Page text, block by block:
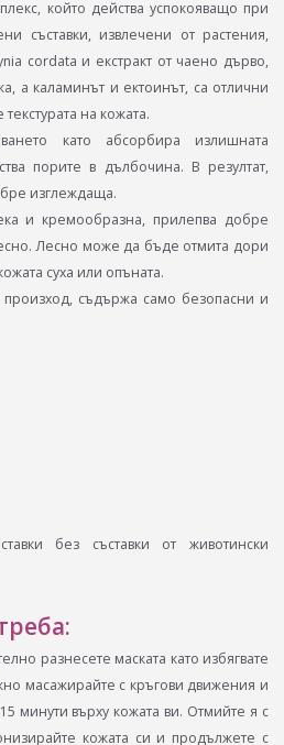
който действа успокояващо при
съставки, извлечени от растения,
cordata и екстракт от чаено дърво,
а каламинът и ектоинът, са отлични
на кожата.
като абсорбира излишната
порите в дълбочина. В резултат,
изглеждаща.
и кремообразна, прилепва добре
Лесно може да бъде отмита дори
суха или опъната.
произход, съдържа само безопасни и
без съставки от животински
разнесете маската като избягвате
масажирайте с кръгови движения и
минути върху кожата ви. Отмийте я с
кожата си и продължете с